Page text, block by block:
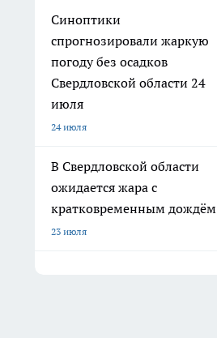
Синоптики
спрогнозировали жаркую
погоду без осадков
Свердловской области 24
июля
24 июля
В Свердловской области
ожидается жара с
кратковременным дождём
23 июля